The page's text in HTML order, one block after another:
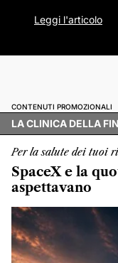
Leggi l'articolo
CONTENUTI PROMOZIONALI
LA CLINICA DELLA
Per la salute dei tuoi
SpaceX e la
aspettavano